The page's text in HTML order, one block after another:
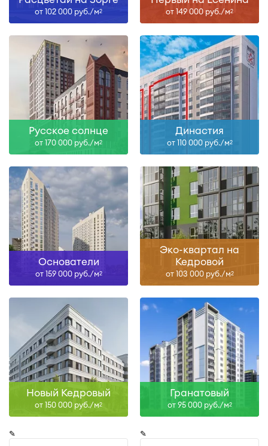
от 102 000 руб./м2 от 149 000 руб./м2
Русское солнце
от 170 000 руб./м2
Династия
от 110 000 руб./м2
Основатели
от 159 000 руб./м2
Эко-квартал на
Кедровой
от 103 000 руб./м2
Новый Кедровый
от 150 000 руб./м2
Гранатовый
от 95 000 руб./м2
✎ ✎